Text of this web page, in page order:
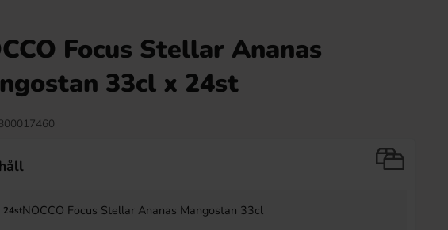
Focus Stellar Ananas
33cl x 24st
24stNOCCO Focus Stellar Ananas Mangostan 33cl